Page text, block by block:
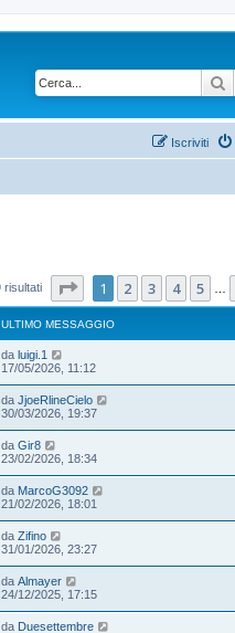
Iscriviti
risultati Pagina di
1 2 3 4 5
ULTIMO MESSAGGIO
da luigi.1
17/05/2026, 11:12
da JjoeRlineCielo
30/03/2026, 19:37
da Gir8
23/02/2026, 18:34
da MarcoG3092
21/02/2026, 18:01
da Zifino
31/01/2026, 23:27
da Almayer
24/12/2025, 17:15
da Duesettembre